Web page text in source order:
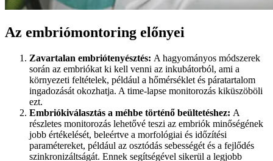
Az embriómontoring előnyei
Zavartalan embriótenyésztés: A hagyományos módszerek
során az embriókat ki kell venni az inkubátorból, ami a
környezeti feltételek, például a hőmérséklet és páratartalom
ingadozását okozhatja. A time-lapse monitorozás kiküszöböli
ezt.
Embriókiválasztás a méhbe történő beültetéshez: A
részletes monitorozás lehetővé teszi az embriók minőségének
jobb értékelését, beleértve a morfológiai és időzítési
paramétereket, például az osztódás sebességét és a fejlődés
szinkronizáltságát. Ennek segítségével sikerül a legjobb